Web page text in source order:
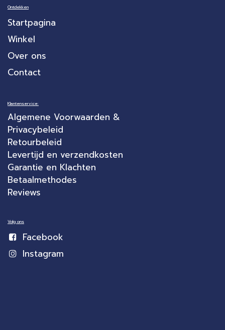
Ontdekken
Startpagina
Winkel
Over ons
Contact
Klantenservice:
Algemene Voorwaarden &
Privacybeleid
Retourbeleid
Levertijd en verzendkosten
Garantie en Klachten
Betaalmethodes
Reviews
Volg ons
Facebook
Instagram